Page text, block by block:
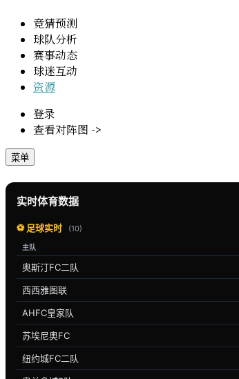
竞猜预测
球队分析
赛事动态
球迷互动
资源
登录
查看对阵图 ->
菜单
实时体育数据
⚽ 足球实时 (10)
主队
奥斯汀FC二队
西西雅图联
AHFC皇家队
苏埃尼奥FC
纽约城FC二队